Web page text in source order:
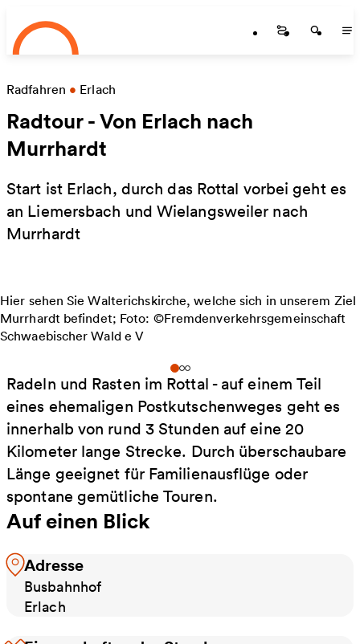
Zum Hauptinhalt springen
Startseite
Radfahren • Erlach
Radtour - Von Erlach nach
Murrhardt
Start ist Erlach, durch das Rottal vorbei geht es
an Liemersbach und Wielangsweiler nach
Murrhardt
Hier sehen Sie Walterichskirche, welche sich in unserem Ziel
Murrhardt befindet; Foto: ©Fremdenverkehrsgemeinschaft
Schwaebischer Wald e V
Radeln und Rasten im Rottal - auf einem Teil
eines ehemaligen Postkutschenweges geht es
innerhalb von rund 3 Stunden auf eine 20
Kilometer lange Strecke. Durch überschaubare
Länge geeignet für Familienausflüge oder
spontane gemütliche Touren.
Auf einen Blick
Adresse
Busbahnhof
Erlach